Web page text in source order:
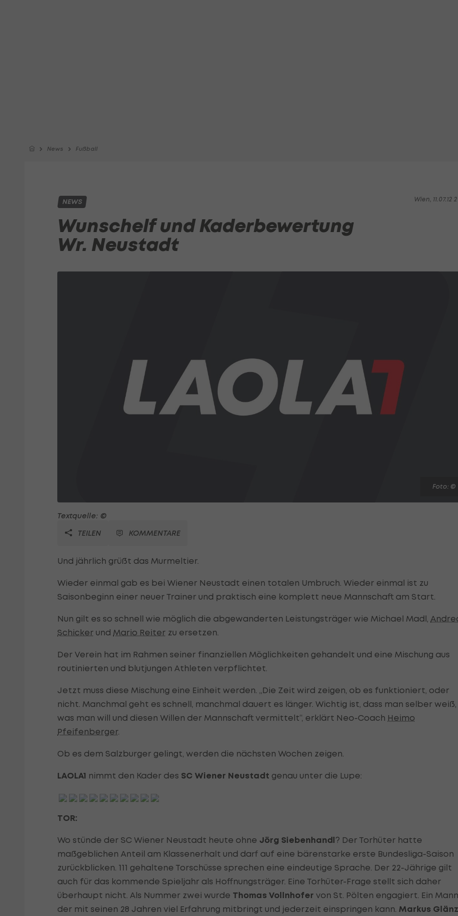
News Fußball
Wien, 11.07.12
NEWS
Wunschelf und Kaderbewertung
Wr. Neustadt
Foto: ©
Textquelle: ©
TEILEN
KOMMENTARE
Und jährlich grüßt das Murmeltier.
Wieder einmal gab es bei Wiener Neustadt einen totalen Umbruch. Wieder einmal ist zu
Saisonbeginn einer neuer Trainer und praktisch eine komplett neue Mannschaft am Start.
Nun gilt es so schnell wie möglich die abgewanderten Leistungsträger wie Michael Madl,
Schicker und Mario Reiter zu ersetzen.
Der Verein hat im Rahmen seiner finanziellen Möglichkeiten gehandelt und eine Mischung aus
routinierten und blutjungen Athleten verpflichtet.
Jetzt muss diese Mischung eine Einheit werden. „Die Zeit wird zeigen, ob es funktioniert, oder
nicht. Manchmal geht es schnell, manchmal dauert es länger. Wichtig ist, dass man selber weiß,
was man will und diesen Willen der Mannschaft vermittelt“, erklärt Neo-Coach Heimo
Pfeifenberger.
Ob es dem Salzburger gelingt, werden die nächsten Wochen zeigen.
LAOLA1 nimmt den Kader des SC Wiener Neustadt genau unter die Lupe:
TOR:
Wo stünde der SC Wiener Neustadt heute ohne Jörg Siebenhandl? Der Torhüter hatte
maßgeblichen Anteil am Klassenerhalt und darf auf eine bärenstarke erste Bundesliga-Saison
zurückblicken. 111 gehaltene Torschüsse sprechen eine eindeutige Sprache. Der 22-Jährige gilt
auch für das kommende Spieljahr als Hoffnungsträger. Eine Torhüter-Frage stellt sich daher
überhaupt nicht. Als Nummer zwei wurde Thomas Vollnhofer von St. Pölten engagiert. Ein
der mit seinen 28 Jahren viel Erfahrung mitbringt und jederzeit einspringen kann. Markus